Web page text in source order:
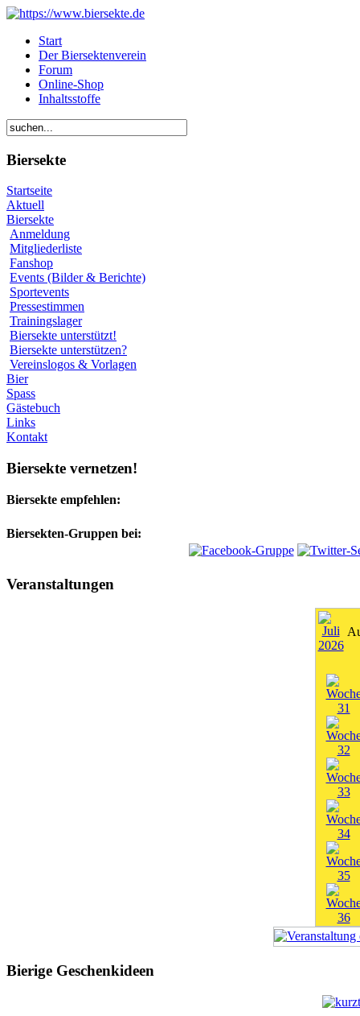
Start
Der Biersektenverein
Forum
Online-Shop
Inhaltsstoffe
Biersekte
Startseite
Aktuell
Biersekte
Anmeldung
Mitgliederliste
Fanshop
Events (Bilder & Berichte)
Sportevents
Pressestimmen
Trainingslager
Biersekte unterstützt!
Biersekte unterstützen?
Vereinslogos & Vorlagen
Bier
Spass
Gästebuch
Links
Kontakt
Biersekte vernetzen!
Biersekte empfehlen:
Biersekten-Gruppen bei:
Veranstaltungen
Bierige Geschenkideen